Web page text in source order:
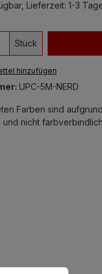
Lieferzeit: 1-3
Anzahl: Gib
Stück
hinzufügen
UPC-5M-NERD
Farben sind
und nicht